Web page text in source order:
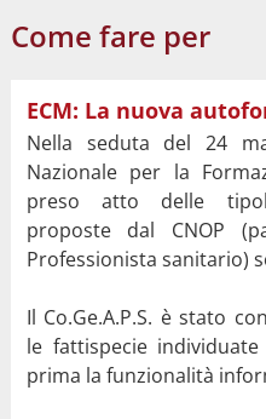
Come fare per
ECM: La nuova
Nella seduta del 24
Nazionale per la
preso atto delle
proposte dal CNOP
Professionista sanitario)
Il Co.Ge.A.P.S. è stato
le fattispecie
prima la funzionalità